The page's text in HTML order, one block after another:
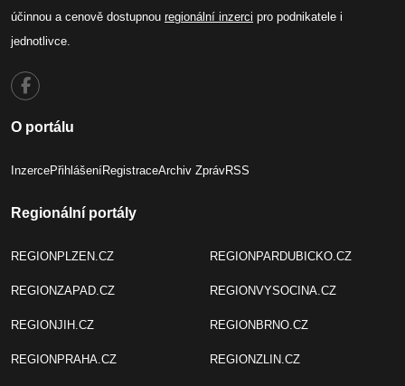
účinnou a cenově dostupnou regionální inzerci pro podnikatele i
jednotlivce.
O portálu
InzercePřihlášeníRegistraceArchiv ZprávRSS
Regionální portály
REGIONPLZEN.CZ
REGIONZAPAD.CZ
REGIONJIH.CZ
REGIONPRAHA.CZ
REGIONPARDUBICKO.CZ
REGIONVYSOCINA.CZ
REGIONBRNO.CZ
REGIONZLIN.CZ